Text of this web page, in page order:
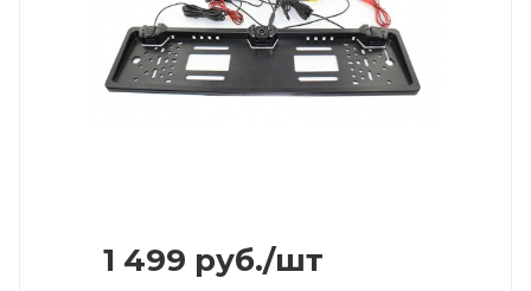
1 499 руб./шт